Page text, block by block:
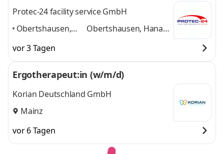
Protec-24 facility service GmbH
Obertshausen,
Frankfurt,
Darmstadt, Mainz,
Obertshausen, Hanau,
4 weitere
vor 3 Tagen
Ergotherapeut:in (w/m/d)
Korian Deutschland GmbH
Mainz
vor 6 Tagen